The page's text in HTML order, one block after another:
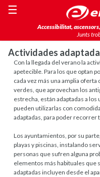
Accessibilitat,
Junts
☰
Actividades
Con la llegada del verano la
apetecible. Para los que optan
cada vez más una amplia oferta
verdes, que aprovechan los
estrecha, están adaptadas a
pueden utilizarlas con
adaptadas, para poder
Los ayuntamientos, por su
playas y piscinas, instalando
personas que sufren alguna
elementos más habituales que
adaptadas incluyen desde el